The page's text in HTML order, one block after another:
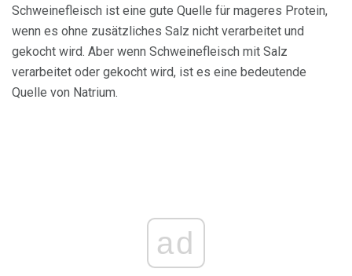
Schweinefleisch ist eine gute Quelle für mageres Protein,
wenn es ohne zusätzliches Salz nicht verarbeitet und
gekocht wird. Aber wenn Schweinefleisch mit Salz
verarbeitet oder gekocht wird, ist es eine bedeutende
Quelle von Natrium.
ad